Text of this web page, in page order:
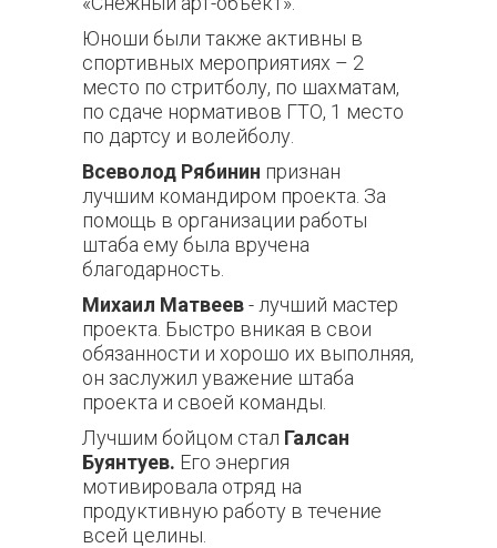
Юноши были также активны в
спортивных мероприятиях ­– 2
место по стритболу, по шахматам,
по сдаче нормативов ГТО, 1 место
по дартсу и волейболу.
Всеволод Рябинин признан
лучшим командиром проекта. За
помощь в организации работы
штаба ему была вручена
благодарность.
Михаил Матвеев- лучший мастер
проекта. Быстро вникая в свои
обязанности и хорошо их выполняя,
он заслужил уважение штаба
проекта и своей команды.
Лучшим бойцом стал Галсан
Буянтуев. Его энергия
мотивировала отряд на
продуктивную работу в течение
всей целины.